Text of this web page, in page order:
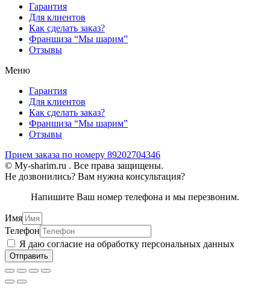
Гарантия
Для клиентов
Как сделать заказ?
Франшиза “Мы шарим”
Отзывы
Меню
Гарантия
Для клиентов
Как сделать заказ?
Франшиза “Мы шарим”
Отзывы
Прием заказа по номеру 89202704346
© My-sharim.ru . Все права защищены.
Не дозвонились? Вам нужна консультация?
Напишите Ваш номер телефона и мы перезвоним.
Имя
Телефон
Я даю согласие на обработку персональных данных
Отправить